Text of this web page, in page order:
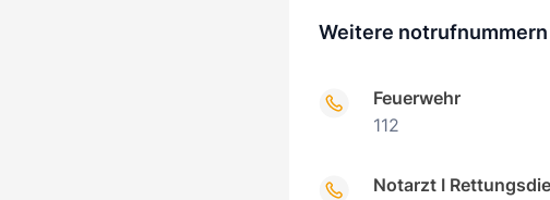
Weitere notrufnummern
Feuerwehr
112
Notarzt I